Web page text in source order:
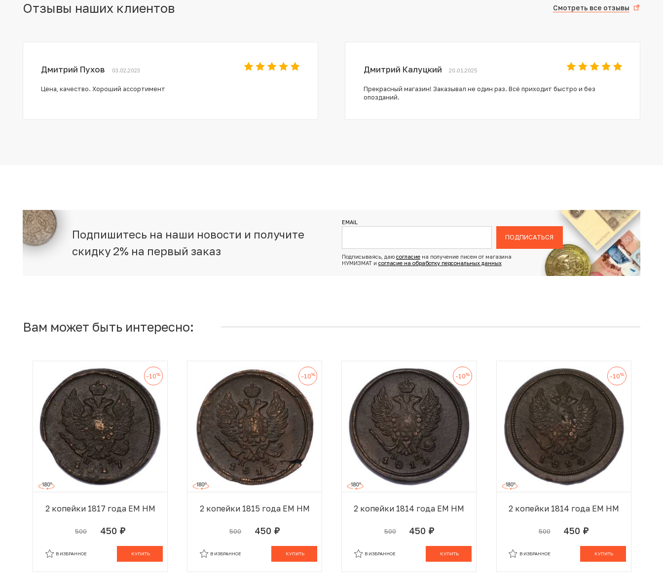
Отзывы наших клиентов Смотреть все отзывы
Дмитрий Пухов 03.02.2023
Цена, качество. Хороший ассортимент
Дмитрий Калуцкий 20.01.2025
Прекрасный магазин! Заказывал не один раз. Всё приходит быстро и без
опозданий.
Подпишитесь на наши новости и получите
скидку 2% на первый заказ
EMAIL
ПОДПИСАТЬСЯ
Подписываясь, даю согласиена получение писем от магазина
НУМИЗМАТ и согласие на обработку персональных данных
Вам может быть интересно:
-10%
2 копейки 1817 года ЕМ НМ
500 450 руб.
КУПИТЬ
В ИЗБРАННОЕ
-10%
2 копейки 1815 года ЕМ НМ
500 450 руб.
КУПИТЬ
В ИЗБРАННОЕ
-10%
2 копейки 1814 года ЕМ НМ
500 450 руб.
КУПИТЬ
В ИЗБРАННОЕ
-10%
2 копейки 1814 года ЕМ НМ
500 450 руб.
КУПИТЬ
В ИЗБРАННОЕ